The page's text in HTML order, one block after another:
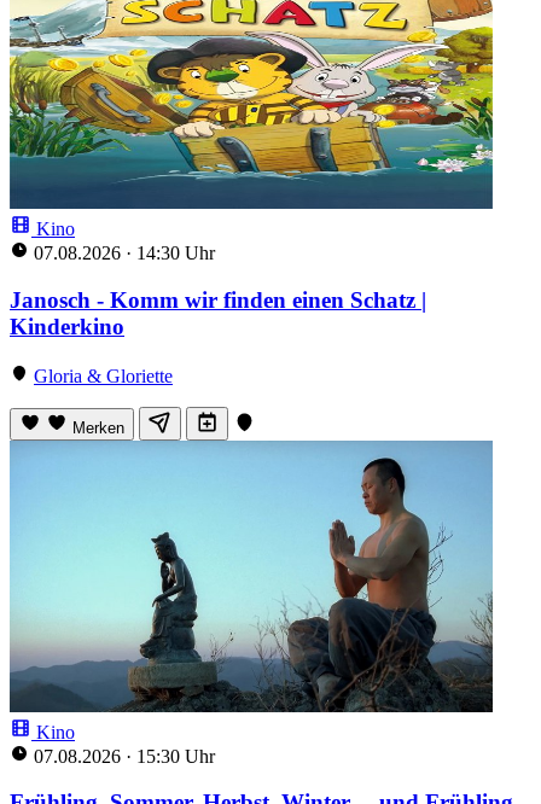
Kino
07.08.2026 · 14:30 Uhr
Janosch - Komm wir finden einen Schatz |
Kinderkino
Gloria & Gloriette
Merken
Kino
07.08.2026 · 15:30 Uhr